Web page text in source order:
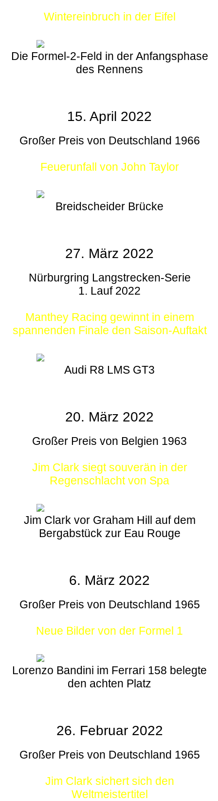
Wintereinbruch in der Eifel
Die Formel-2-Feld in der Anfangsphase
des Rennens
15. April 2022
Großer Preis von Deutschland 1966
Feuerunfall von John Taylor
Breidscheider Brücke
27. März 2022
Nürburgring Langstrecken-Serie
1. Lauf 2022
Manthey Racing gewinnt in einem
spannenden Finale den Saison-Auftakt
Audi R8 LMS GT3
20. März 2022
Großer Preis von Belgien 1963
Jim Clark siegt souverän in der
Regenschlacht von Spa
Jim Clark vor Graham Hill auf dem
Bergabstück zur Eau Rouge
6. März 2022
Großer Preis von Deutschland 1965
Neue Bilder von der Formel 1
Lorenzo Bandini im Ferrari 158 belegte
den achten Platz
26. Februar 2022
Großer Preis von Deutschland 1965
Jim Clark sichert sich den
Weltmeistertitel